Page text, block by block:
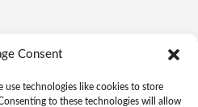
Consent
use technologies like cookies to store
to these technologies will allow